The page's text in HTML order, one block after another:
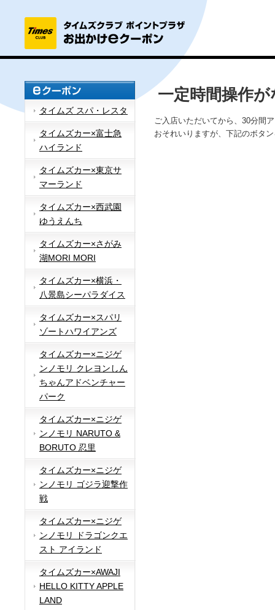
タイムズ スパ・レスタ
タイムズカー×富士急
ハイランド
タイムズカー×東京サ
マーランド
タイムズカー×西武園
ゆうえんち
タイムズカー×さがみ
湖MORI MORI
タイムズカー×横浜・
八景島シーパラダイス
タイムズカー×スパリ
ゾートハワイアンズ
タイムズカー×ニジゲ
ンノモリ クレヨンしん
ちゃんアドベンチャー
パーク
タイムズカー×ニジゲ
ンノモリ NARUTO &
BORUTO 忍里
タイムズカー×ニジゲ
ンノモリ ゴジラ迎撃作
戦
タイムズカー×ニジゲ
ンノモリ ドラゴンクエ
スト アイランド
タイムズカー×AWAJI
HELLO KITTY APPLE
LAND
一定時間操作
ご入店いただいてから、30分間
おそれいりますが、下記のボタ